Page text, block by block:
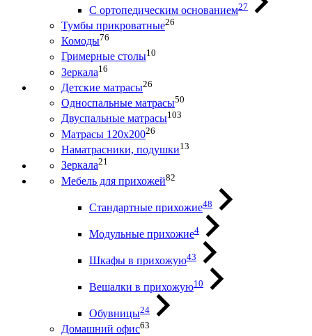
С ортопедическим основанием27
Тумбы прикроватные26
Комоды76
Гримерные столы10
Зеркала16
Детские матрасы26
Односпальные матрасы50
Двуспальные матрасы103
Матрасы 120х20026
Наматрасники, подушки13
Зеркала21
Мебель для прихожей82
Стандартные прихожие48
Модульные прихожие4
Шкафы в прихожую43
Вешалки в прихожую10
Обувницы24
Домашний офис63